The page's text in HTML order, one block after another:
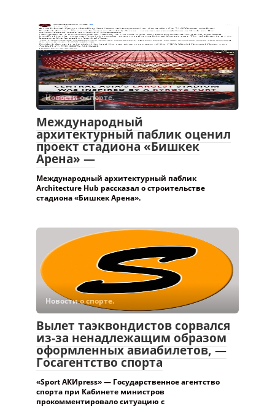
Новости о спорте.
Международный
архитектурный паблик оценил
проект стадиона «Бишкек
Арена» —
Международный архитектурный паблик
Architecture Hub рассказал о строительстве
стадиона «Бишкек Арена».
Новости о спорте.
Вылет таэквондистов сорвался
из-за ненадлежащим образом
оформленных авиабилетов, —
Госагентство спорта
«Sport АКИpress» — Государственное агентство
спорта при Кабинете министров
прокомментировало ситуацию с